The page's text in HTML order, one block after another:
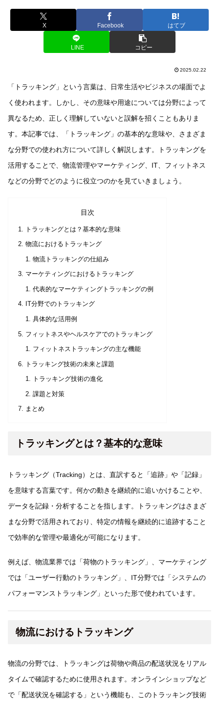
X Facebook はてブ
LINE コピー
2025.02.22
「トラッキング」という言葉は、日常生活やビジネスの場面でよ
く使われます。しかし、その意味や用途については分野によって
異なるため、正しく理解していないと誤解を招くこともありま
す。本記事では、「トラッキング」の基本的な意味や、さまざま
な分野での使われ方について詳しく解説します。トラッキングを
活用することで、物流管理やマーケティング、IT、フィットネス
などの分野でどのように役立つのかを見ていきましょう。
目次
トラッキングとは？基本的な意味
物流におけるトラッキング
物流トラッキングの仕組み
マーケティングにおけるトラッキング
代表的なマーケティングトラッキングの例
IT分野でのトラッキング
具体的な活用例
フィットネスやヘルスケアでのトラッキング
フィットネストラッキングの主な機能
トラッキング技術の未来と課題
トラッキング技術の進化
課題と対策
まとめ
トラッキングとは？基本的な意味
トラッキング（Tracking）とは、直訳すると「追跡」や「記録」
を意味する言葉です。何かの動きを継続的に追いかけることや、
データを記録・分析することを指します。トラッキングはさまざ
まな分野で活用されており、特定の情報を継続的に追跡すること
で効率的な管理や最適化が可能になります。
例えば、物流業界では「荷物のトラッキング」、マーケティング
では「ユーザー行動のトラッキング」、IT分野では「システムの
パフォーマンストラッキング」といった形で使われています。
物流におけるトラッキング
物流の分野では、トラッキングは荷物や商品の配送状況をリアル
タイムで確認するために使用されます。オンラインショップなど
で「配送状況を確認する」という機能も、このトラッキング技術